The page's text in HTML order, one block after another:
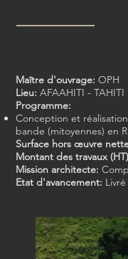
Maître d'ouvrage: OPH
Lieu: AFAAHITI - TAHITI
Programme:
Conception et
bande (mitoyennes) en
Surface hors œuvre
Montant des travaux
Mission architecte:
Etat d'avancement: